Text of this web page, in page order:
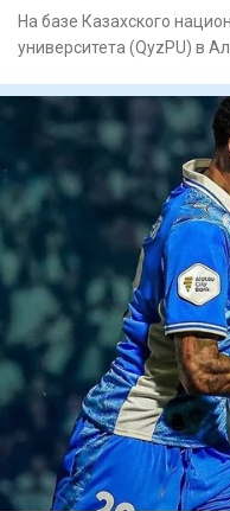
На базе Казахского
университета (QyzPU) в